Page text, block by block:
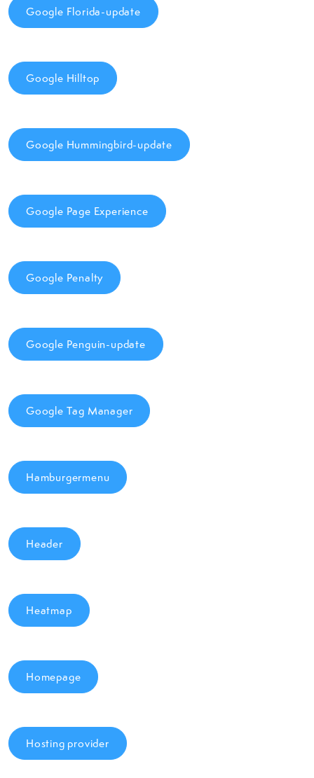
Google Florida-update
Google Hilltop
Google Hummingbird-update
Google Page Experience
Google Penalty
Google Penguin-update
Google Tag Manager
Hamburgermenu
Header
Heatmap
Homepage
Hosting provider